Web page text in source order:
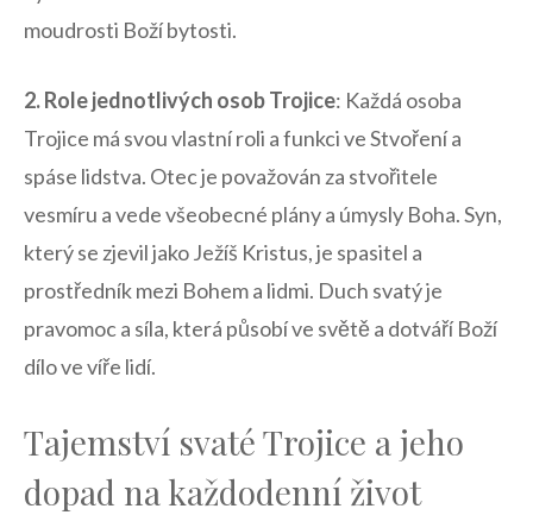
moudrosti ⁣Boží bytosti.
2. ⁣Role jednotlivých ​osob Trojice: ⁣Každá osoba
Trojice⁢ má svou vlastní roli a funkci ve⁣ Stvoření⁢ a
spáse lidstva. Otec je ‍považován za stvořitele
vesmíru a vede všeobecné plány ⁢a úmysly Boha. Syn,
který se zjevil jako Ježíš‍ Kristus, ‍je ⁢spasitel a⁤
prostředník mezi⁢ Bohem a ‌lidmi. ​Duch svatý je
⁢pravomoc a síla,⁢ která působí ve světě a dotváří Boží
dílo ve víře lidí.
Tajemství svaté Trojice a jeho ​
dopad na každodenní život